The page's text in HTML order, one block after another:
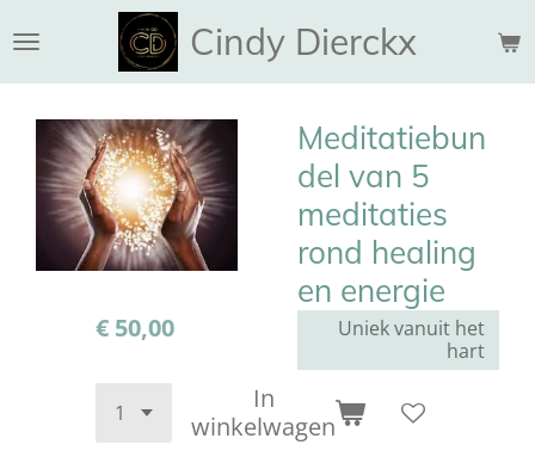
direct
naar
hoofdinhoud
Cindy Dierckx
Meditatiebun
del van 5
meditaties
rond healing
en energie
Uniek vanuit het
hart
€ 50,00
In
winkelwagen